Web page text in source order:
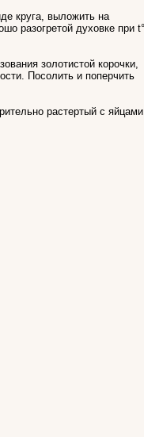
круга, выложить на
разогретой духовке при t°
золотистой корочки,
Посолить и поперчить
растертый с